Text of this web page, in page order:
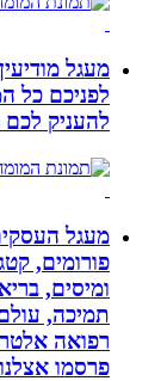
מעגל מודיעין/
לפניכם כל
להעניק לכם
מעגל העסקים
פורומים,
ומיסים,
תמיכה, עולם
רפואה
פרסמו אצלנו,